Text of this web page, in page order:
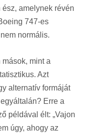
amelynek révén
747-es
normális.
mint a
Azt
alternatív formáját
Erre a
példával élt: „Vajon
úgy, ahogy az